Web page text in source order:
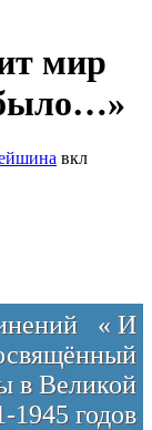
мир
вкл
« И
в Великой
1945 годов